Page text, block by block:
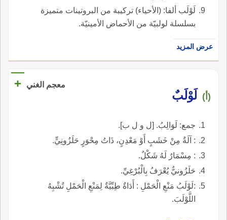
لَوْلَب ألفا: (الأحياء) تركيبة من البروتينات متميزة
بسلسلة لولبيّة من الأحماض الأمينيّة.
عرض المزيد
معجم الغني +
(أ) لَوْلَبٌ
جمع: لَوَالِبُ. [ل و ل ب].
: آلَةٌ مِنْ خَشَبٍ أَوْ مَعْدِنٍ، ذَاتُ مِحْوَرٍ حَلَزُونِيٍّ.
: مِسْمَارٌ لَهُ شَكْلٌ.
حَلَزُونيٌّ يُعْرَفُ بِالْبُرْغِيِّ.
:لَوْلَبُ مَنْعِ الْحَمْلِ : أَدَاةٌ طِبِّيَّةٌ لِمَنْعِ الْحَمْلِ تُشْبِهُ
اللَّوْلَبَ.